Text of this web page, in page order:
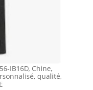
IB16D, Chine,
qualité,